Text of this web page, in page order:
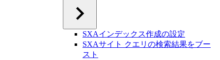
SXAインデックス作成の設定
SXAサイト クエリの検索結果をブー
スト